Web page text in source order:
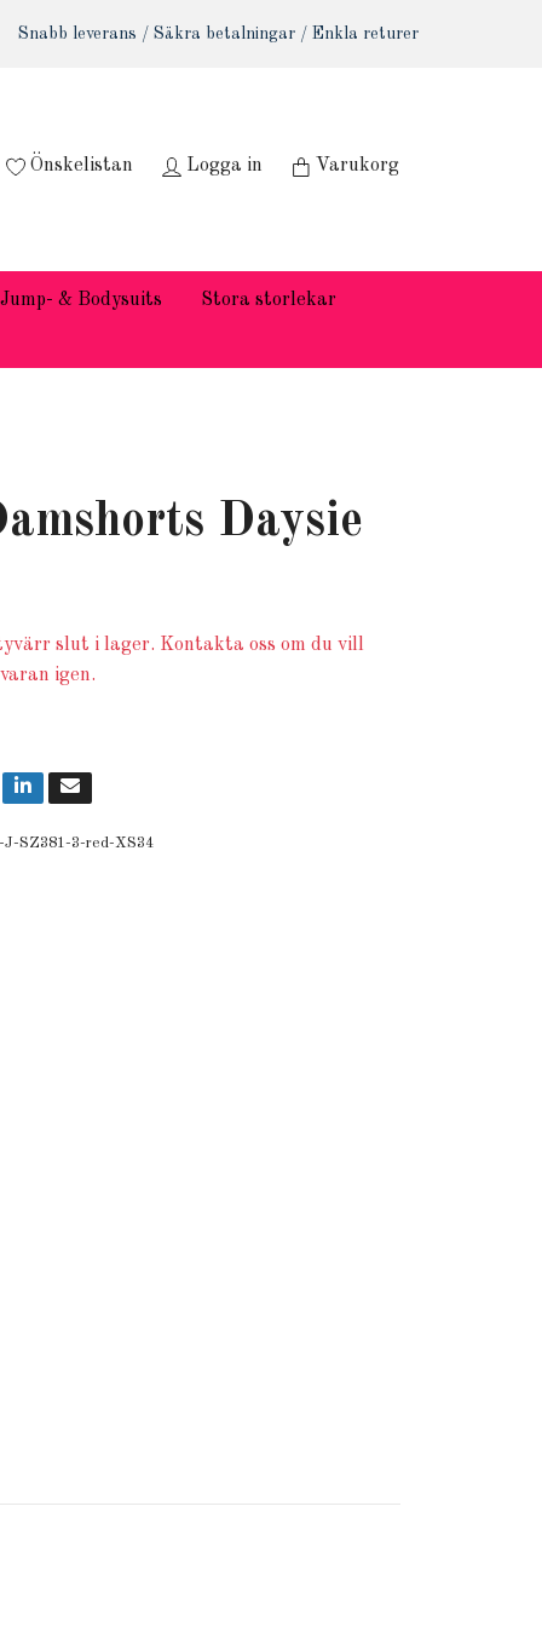
Snabb leverans / Säkra betalningar / Enkla returer
Önskelistan Logga in Varukorg
Jump- & Bodysuits
Stora storlekar
Daysie
slut i lager. Kontakta oss om du vill
igen.
J-SZ381-3-red-XS34